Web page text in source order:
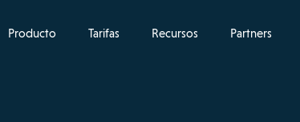
Producto Tarifas Recursos Partners